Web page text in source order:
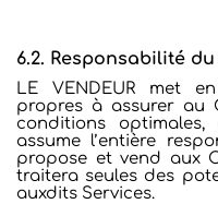
6.2. Responsabilité du
LE VENDEUR met
propres à assurer au
conditions
assume l’entière
propose et vend aux
traitera seules des
auxdits Services.